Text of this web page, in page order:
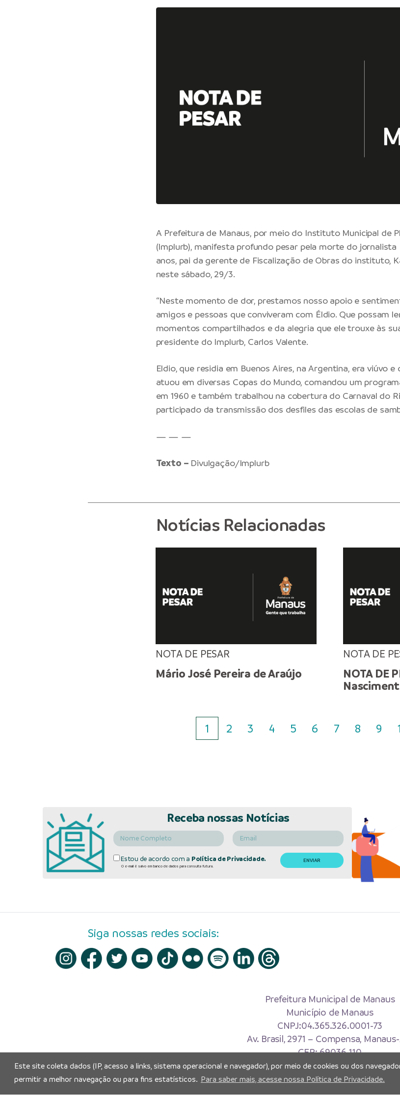
A Prefeitura de Manaus, por meio do Instituto Municipal de
(Implurb), manifesta profundo pesar pela morte do jornalista
anos, pai da gerente de Fiscalização de Obras do instituto,
neste sábado, 29/3.
“Neste momento de dor, prestamos nosso apoio e
amigos e pessoas que conviveram com Éldio. Que possam
momentos compartilhados e da alegria que ele trouxe às
presidente do Implurb, Carlos Valente.
Eldio, que residia em Buenos Aires, na Argentina, era viúvo
atuou em diversas Copas do Mundo, comandou um
em 1960 e também trabalhou na cobertura do Carnaval do
participado da transmissão dos desfiles das escolas de
— — —
Texto – Divulgação/Implurb
Notícias Relacionadas
NOTA DE PESAR
Mário José Pereira de Araújo
NOTA DE
NOTA DE
1 2 3 4 5 6 7 8 9
Receba nossas Notícias
Estou de acordo com a Política de Privacidade.
O e-mail é salvo em banco de dados para consulta futura.
Siga nossas redes sociais:
Prefeitura Municipal de Manaus
Município de Manaus
CNPJ:04.365.326.0001-73
Av. Brasil, 2971 – Compensa,
CEP: 69036-110
Copyright 2026. Todos os direitos
Este site coleta dados (IP, acesso a links, sistema operacional e navegador), por meio de cookies ou dos
permitir a melhor navegação ou para fins estatísticos. Para saber mais, acesse nossa Política de Privacidade.